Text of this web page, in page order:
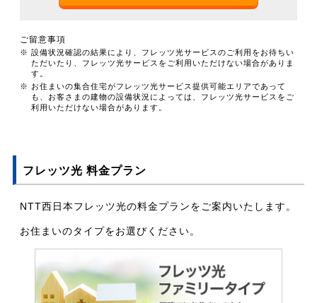
ご留意事項
※ 設備状況確認の結果により、フレッツ光サービスのご利用をお待ちい
ただいたり、フレッツ光サービスをご利用いただけない場合がありま
す。
※ お住まいの集合住宅がフレッツ光サービス提供可能エリアであって
も、お客さまの建物の設備状況によっては、フレッツ光サービスをご
利用いただけない場合があります。
フレッツ光 料金プラン
NTT西日本フレッツ光の料金プランをご案内いたします。
お住まいのタイプをお選びください。